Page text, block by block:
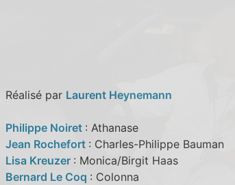
Réalisé par Laurent Heynemann
Philippe Noiret : Athanase
Jean Rochefort : Charles-Philippe Bauman
Lisa Kreuzer : Monica/Birgit Haas
Bernard Le Coq : Colonna